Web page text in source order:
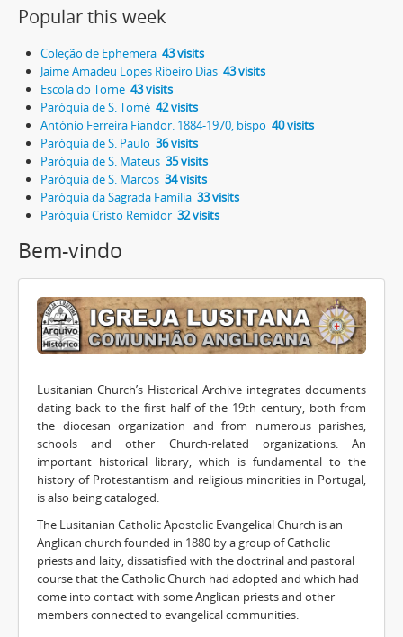
Popular this week
Coleção de Ephemera 43 visits
Jaime Amadeu Lopes Ribeiro Dias 43 visits
Escola do Torne 43 visits
Paróquia de S. Tomé 42 visits
António Ferreira Fiandor. 1884-1970, bispo 40 visits
Paróquia de S. Paulo 36 visits
Paróquia de S. Mateus 35 visits
Paróquia de S. Marcos 34 visits
Paróquia da Sagrada Família 33 visits
Paróquia Cristo Remidor 32 visits
Bem-vindo
Lusitanian Church’s Historical Archive integrates documents
dating back to the first half of the 19th century, both from
the diocesan organization and from numerous parishes,
schools and other Church-related organizations. An
important historical library, which is fundamental to the
history of Protestantism and religious minorities in Portugal,
is also being cataloged.
The Lusitanian Catholic Apostolic Evangelical Church is an
Anglican church founded in 1880 by a group of Catholic
priests and laity, dissatisfied with the doctrinal and pastoral
course that the Catholic Church had adopted and which had
come into contact with some Anglican priests and other
members connected to evangelical communities.